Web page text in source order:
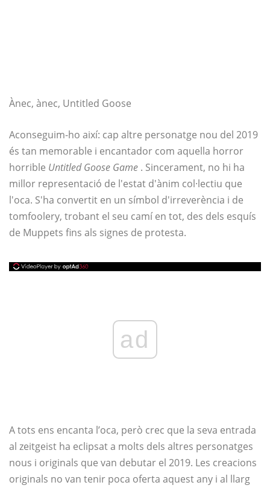
Ànec, ànec, Untitled Goose
Aconseguim-ho així: cap altre personatge nou del 2019
és tan memorable i encantador com aquella horror
horrible Untitled Goose Game . Sincerament, no hi ha
millor representació de l'estat d'ànim col·lectiu que
l'oca. S'ha convertit en un símbol d'irreverència i de
tomfoolery, trobant el seu camí en tot, des dels esquís
de Muppets fins als signes de protesta.
ad
A tots ens encanta l’oca, però crec que la seva entrada
al zeitgeist ha eclipsat a molts dels altres personatges
nous i originals que van debutar el 2019. Les creacions
originals no van tenir poca oferta aquest any i al llarg